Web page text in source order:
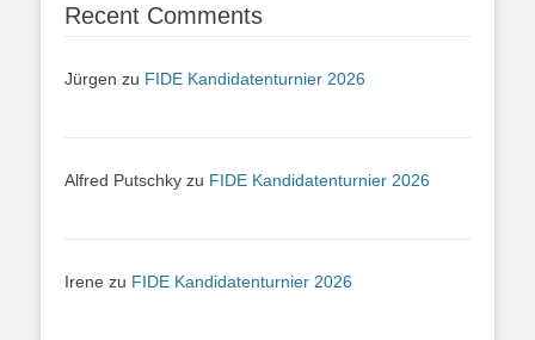
Recent Comments
Jürgen zu FIDE Kandidatenturnier 2026
Alfred Putschky zu FIDE Kandidatenturnier 2026
Irene zu FIDE Kandidatenturnier 2026